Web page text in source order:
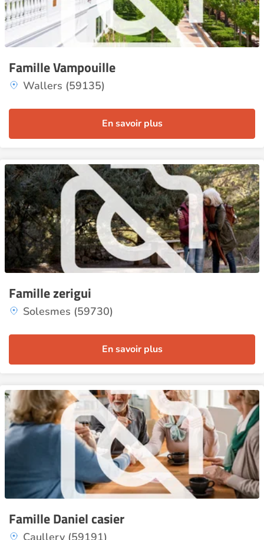
Famille Vampouille
Wallers (59135)
En savoir plus
Famille zerigui
Solesmes (59730)
En savoir plus
Famille Daniel casier
Caullery (59191)